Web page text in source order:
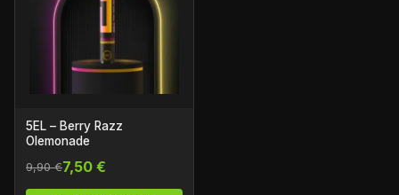
5EL – Berry Razz
Olemonade
9,90 €7,50 €